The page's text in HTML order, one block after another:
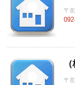
〒
〒